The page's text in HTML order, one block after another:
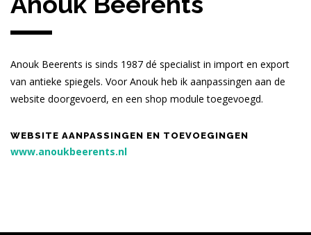
Anouk Beerents is sinds 1987 dé specialist in import en export
van antieke spiegels. Voor Anouk heb ik aanpassingen aan de
website doorgevoerd, en een shop module toegevoegd.
WEBSITE AANPASSINGEN EN TOEVOEGINGEN
www.anoukbeerents.nl